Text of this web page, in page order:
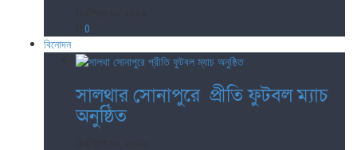
0
বিনোদন
সালথার সোনাপুরে প্রীতি ফুটবল ম্যাচ
অনুষ্ঠিত